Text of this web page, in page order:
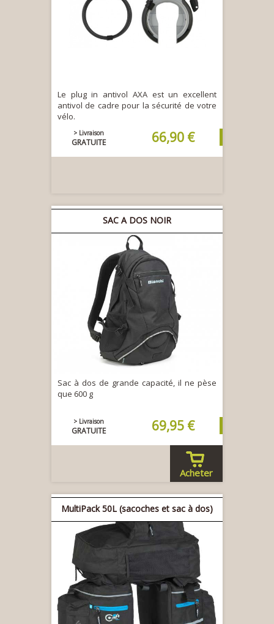
Le plug in antivol AXA est un excellent
antivol de cadre pour la sécurité de votre
vélo.
> Livraison
GRATUITE 66,90 €
SAC A DOS NOIR
Sac à dos de grande capacité, il ne pèse
que 600 g
> Livraison
GRATUITE 69,95 €
Acheter
MultiPack 50L (sacoches et sac à dos)